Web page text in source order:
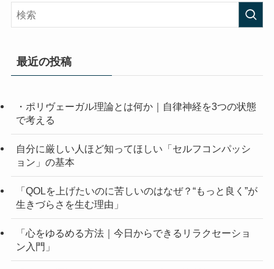
最近の投稿
・ポリヴェーガル理論とは何か｜自律神経を3つの状態
で考える
自分に厳しい人ほど知ってほしい「セルフコンパッシ
ョン」の基本
「QOLを上げたいのに苦しいのはなぜ？“もっと良く”が
生きづらさを生む理由」
「心をゆるめる方法｜今日からできるリラクセーショ
ン入門」